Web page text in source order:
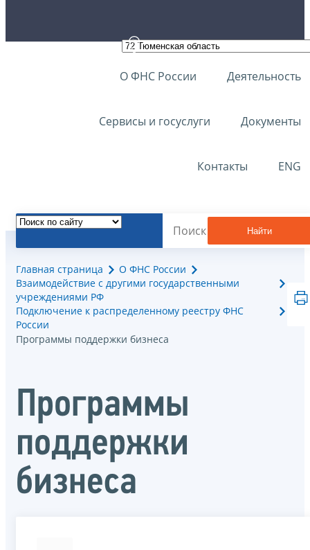
О ФНС России Деятельность
Сервисы и госуслуги Документы
Контакты ENG
Найти
Главная страница
О ФНС России
Взаимодействие с другими государственными
учреждениями РФ
Подключение к распределенному реестру ФНС
России
Программы поддержки бизнеса
Программы
поддержки
бизнеса